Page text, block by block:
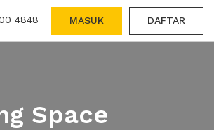
4848 MASUK DAFTAR
Space